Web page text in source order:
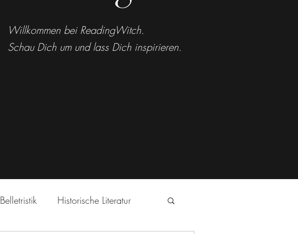
Willkommen bei ReadingWitch.
Schau Dich um und lass Dich inspirieren.
Belletristik Historische Literatur